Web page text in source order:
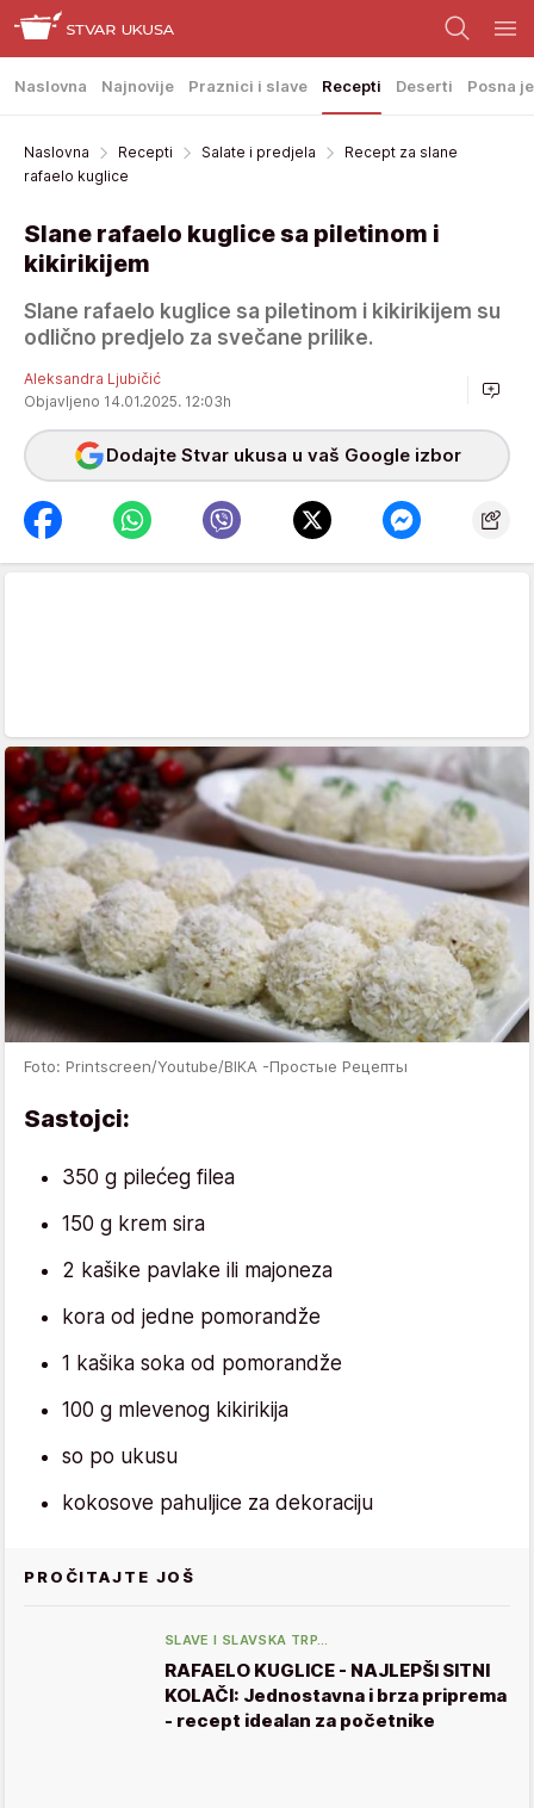
Naslovna Najnovije Praznici i slave Recepti Deserti Posna
Naslovna Recepti Salate i predjela
Recept za slane
rafaelo kuglice
Slane rafaelo kuglice sa piletinom i
kikirikijem
Slane rafaelo kuglice sa piletinom i kikirikijem su
odlično predjelo za svečane prilike.
Aleksandra Ljubičić
Objavljeno 14.01.2025. 12:03h
Dodajte Stvar ukusa u vaš Google izbor
Foto: Printscreen/Youtube/ВІКА -Простые Рецепты
Sastojci:
350 g pilećeg filea
150 g krem sira
2 kašike pavlake ili majoneza
kora od jedne pomorandže
1 kašika soka od pomorandže
100 g mlevenog kikirikija
so po ukusu
kokosove pahuljice za dekoraciju
PROČITAJTE JOŠ
SLAVE I SLAVSKA TRP…
RAFAELO KUGLICE - NAJLEPŠI SITNI
KOLAČI: Jednostavna i brza priprema
- recept idealan za početnike